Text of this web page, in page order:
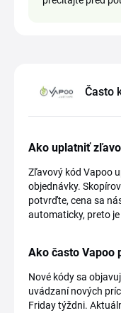
Často
Ako uplatniť
Zľavový kód Vapoo
objednávky.
potvrďte, cena sa
automaticky, preto
Ako často Vapoo
Nové kódy sa
uvádzaní nových
Friday týždni.